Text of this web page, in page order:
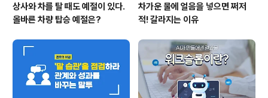
상사와 차를 탈 때도 예절이 있다.
올바른 차량 탑승 예절은?
차가운 물에 얼음을 넣으면 쩌저
적! 갈라지는 이유